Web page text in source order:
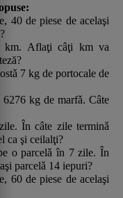
40 de piese de acelaşi
km. Aflaţi câţi km va
7 kg de portocale de
6276 kg de marfǎ. Câte
În câte zile terminǎ
ca şi ceilalţi?
o parcelǎ în 7 zile. În
parcelǎ 14 iepuri?
60 de piese de acelaşi